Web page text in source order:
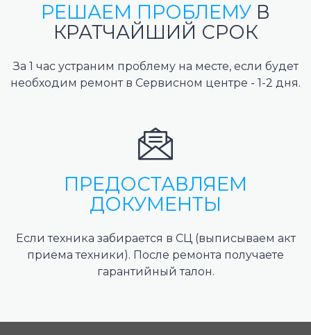
РЕШАЕМ ПРОБЛЕМУ В
КРАТЧАЙШИЙ СРОК
За 1 час устраним проблему на месте, если будет
необходим ремонт в Сервисном центре - 1-2 дня.
ПРЕДОСТАВЛЯЕМ
ДОКУМЕНТЫ
Если техника забирается в СЦ (выписываем акт
приема техники). После ремонта получаете
гарантийный талон.